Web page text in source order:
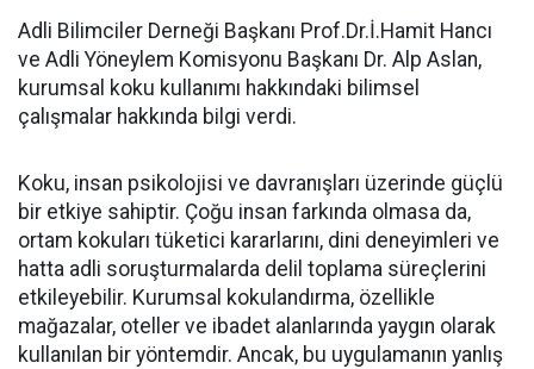
Adli Bilimciler Derneği Başkanı Prof.Dr.İ.Hamit Hancı
ve Adli Yöneylem Komisyonu Başkanı Dr. Alp Aslan,
kurumsal koku kullanımı hakkındaki bilimsel
çalışmalar hakkında bilgi verdi.
Koku, insan psikolojisi ve davranışları üzerinde güçlü
bir etkiye sahiptir. Çoğu insan farkında olmasa da,
ortam kokuları tüketici kararlarını, dini deneyimleri ve
hatta adli soruşturmalarda delil toplama süreçlerini
etkileyebilir. Kurumsal kokulandırma, özellikle
mağazalar, oteller ve ibadet alanlarında yaygın olarak
kullanılan bir yöntemdir. Ancak, bu uygulamanın yanlış